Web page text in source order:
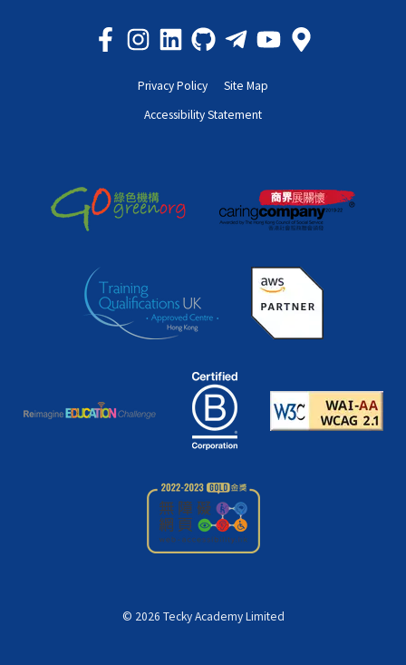
Privacy Policy
Site Map
Accessibility Statement
© 2026 Tecky Academy Limited